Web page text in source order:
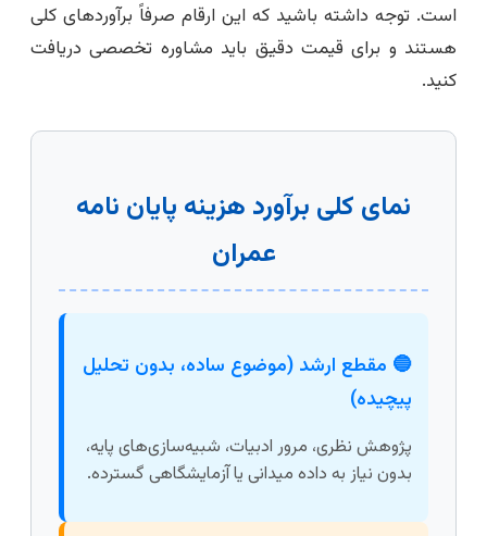
است. توجه داشته باشید که این ارقام صرفاً برآوردهای کلی
هستند و برای قیمت دقیق باید مشاوره تخصصی دریافت
کنید.
نمای کلی برآورد هزینه پایان نامه
عمران
🔵 مقطع ارشد (موضوع ساده، بدون تحلیل
پیچیده)
پژوهش نظری، مرور ادبیات، شبیه‌سازی‌های پایه،
بدون نیاز به داده میدانی یا آزمایشگاهی گسترده.